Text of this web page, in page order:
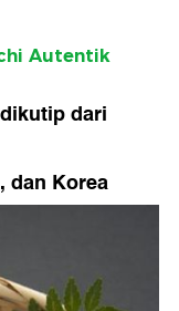
Autentik
dari
dan Korea